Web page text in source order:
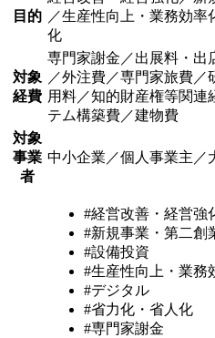
目的 ／生産性向上・業務効率
化
対象
経費
専門家謝金／出展料・出
／外注費／専門家旅費／
用料／知的財産権等関連
テム構築費／建物費
対象
事業
者
中小企業／個人事業主／
#経営改善・経営強
#新規事業・第二創
#設備投資
#生産性向上・業務
#デジタル
#省力化・省人化
#専門家謝金